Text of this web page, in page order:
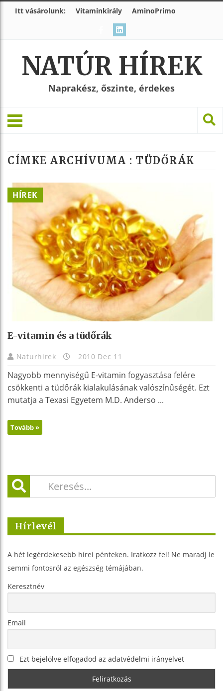
Itt vásárolunk: Vitaminkirály AminoPrimo
NATÚR HÍREK
Naprakész, őszinte, érdekes
CÍMKE ARCHÍVUMA : TÜDŐRÁK
HÍREK
E-vitamin és a tüdőrák
Naturhirek 2010 Dec 11
Nagyobb mennyiségű E-vitamin fogyasztása felére
csökkenti a tüdőrák kialakulásának valószínűségét. Ezt
mutatja a Texasi Egyetem M.D. Anderso ...
Tovább »
Hírlevél
A hét legérdekesebb hírei pénteken. Iratkozz fel! Ne maradj le
semmi fontosról az egészség témájában.
Keresztnév
Email
Ezt bejelölve elfogadod az adatvédelmi irányelvet